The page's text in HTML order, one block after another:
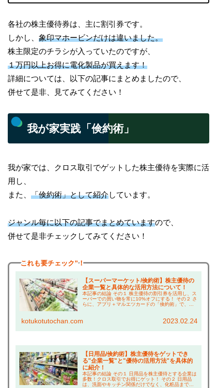
各社の株主優待券は、主に割引券です。
しかし、 象印マホービンだけは違いました。
株主限定のチラシが入っていたのですが、
１万円以上お得に電化製品が買えます！
詳細については、以下の記事にまとめましたので、
併せて是非、見てみてください！
我が家実践「倹約術」
我が家では、クロス取引でゲットした株主優待を実際に活
用し、
また、 「倹約術」として紹介しています。
ジャンル毎に以下の記事でまとめていますので、
併せて是非チェックしてみてください！
これも要チェック”！
【スーパーマーケット/倹約術】株主優待の
企業一覧と具体的な活用方法について！
本記事の結論 その１ 株主優待の割引券を活用し、ス
ーパーでの買い物を常に10%オフにする！ その２ さ
らに、アプリ＋マルエツカードの「倹約術」で、買
kotukotutochan.com 2023.02.24
【日用品/倹約術】株主優待をゲットでき
る"企業一覧"と"優待の活用方法"を具体的
に紹介！
本記事の結論 その１ 日用品を株主優待とする企業は
多数！クロス取引でお得にゲット！ その２ 日用品
は、洗面やキッチン関係だけでなく、化粧品まで幅